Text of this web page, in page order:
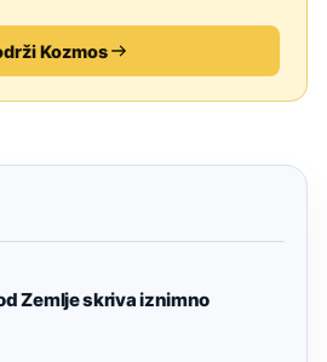
Kozmos
Zemlje skriva iznimno